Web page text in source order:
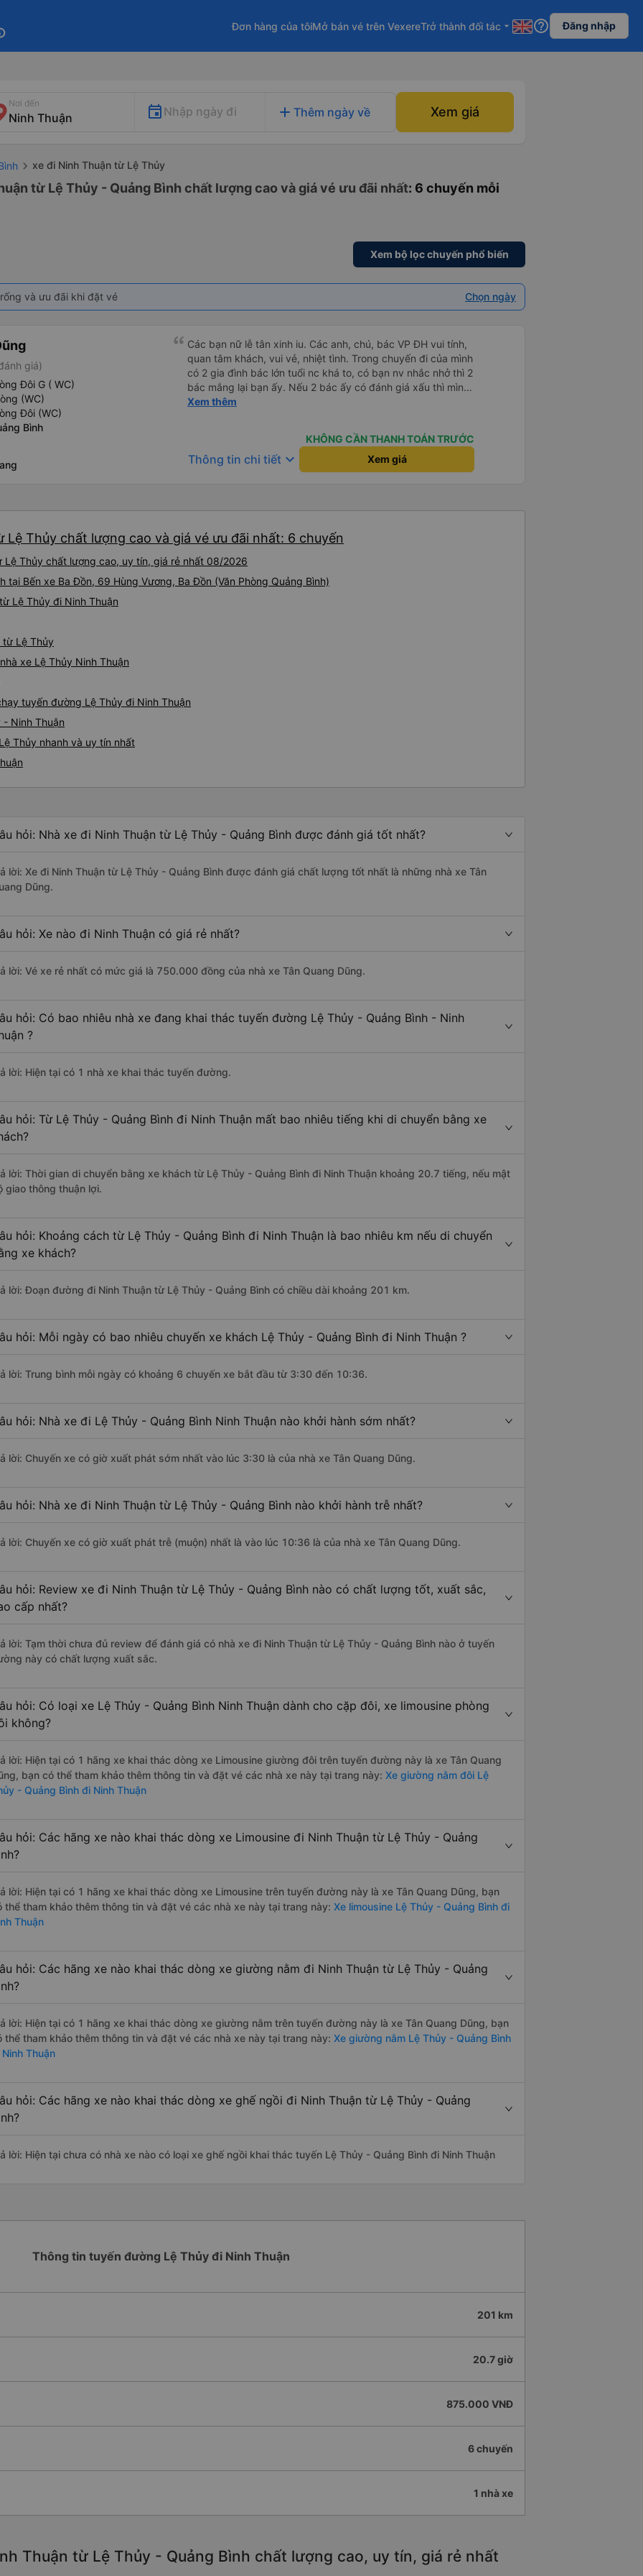
Đơn hàng của tôiMở bán vé trên VexereTrở thành đối tác arrow_drop_down help_outline Đăng nhập
Nơi đến
Nhập ngày đi add Thêm ngày về Xem giá
xe đi Ninh Thuận từ Lệ Thủy
từ Lệ Thủy - Quảng Bình chất lượng cao và giá vé ưu đãi nhất: 6 chuyến mỗi
Xem bộ lọc chuyến phổ biến
và ưu đãi khi đặt vé Chọn ngày
giá)
Đôi G ( WC)
(WC)
Đôi (WC)
Bình
Các bạn nữ lễ tân xinh iu. Các anh, chú, bác VP ĐH vui tính,
quan tâm khách, vui vẻ, nhiệt tình. Trong chuyến đi của mình
có 2 gia đình bác lớn tuổi nc khá to, có bạn nv nhắc nhở thì 2
bác mắng lại bạn ấy. Nếu 2 bác ấy có đánh giá xấu thì mình
ngược lại nha. Bạn ấy nhắc nhở rất đúng. 2 bác nói rất to. To
nhau xuất hiện trong giấc mơ của mình luôn. Nên nếu bạn ấy
bị phản ánh thì đừng trừ lương bạn ấy nha. Nếu bạn ấy bị trừ
thì bảo bạn ấy liên hệ sđt của mình, mình hỗ trợ ạ. Số mình
đuôi 666, chuyến ĐH-NT ngày 16/1. À các bạn nữ lễ tân xinh
10/10.
Xem thêm
KHÔNG CẦN THANH TOÁN TRƯỚC
Thông tin chi tiết keyboard_arrow_down Xem giá
Thủy chất lượng cao và giá vé ưu đãi nhất: 6 chuyến
Lệ Thủy chất lượng cao, uy tín, giá rẻ nhất 08/2026
tại Bến xe Ba Đồn, 69 Hùng Vương, Ba Đồn (Văn Phòng Quảng Bình)
Lệ Thủy đi Ninh Thuận
từ Lệ Thủy
xe Lệ Thủy Ninh Thuận
tuyến đường Lệ Thủy đi Ninh Thuận
Ninh Thuận
Thủy nhanh và uy tín nhất
hỏi: Nhà xe đi Ninh Thuận từ Lệ Thủy - Quảng Bình được đánh giá tốt nhất?
lời: Xe đi Ninh Thuận từ Lệ Thủy - Quảng Bình được đánh giá chất lượng tốt nhất là những nhà xe Tân
Dũng.
hỏi: Xe nào đi Ninh Thuận có giá rẻ nhất?
lời: Vé xe rẻ nhất có mức giá là 750.000 đồng của nhà xe Tân Quang Dũng.
hỏi: Có bao nhiêu nhà xe đang khai thác tuyến đường Lệ Thủy - Quảng Bình - Ninh
?
lời: Hiện tại có 1 nhà xe khai thác tuyến đường.
hỏi: Từ Lệ Thủy - Quảng Bình đi Ninh Thuận mất bao nhiêu tiếng khi di chuyển bằng xe
lời: Thời gian di chuyển bằng xe khách từ Lệ Thủy - Quảng Bình đi Ninh Thuận khoảng 20.7 tiếng, nếu mật
giao thông thuận lợi.
hỏi: Khoảng cách từ Lệ Thủy - Quảng Bình đi Ninh Thuận là bao nhiêu km nếu di chuyển
xe khách?
lời: Đoạn đường đi Ninh Thuận từ Lệ Thủy - Quảng Bình có chiều dài khoảng 201 km.
hỏi: Mỗi ngày có bao nhiêu chuyến xe khách Lệ Thủy - Quảng Bình đi Ninh Thuận ?
lời: Trung bình mỗi ngày có khoảng 6 chuyến xe bắt đầu từ 3:30 đến 10:36.
hỏi: Nhà xe đi Lệ Thủy - Quảng Bình Ninh Thuận nào khởi hành sớm nhất?
lời: Chuyến xe có giờ xuất phát sớm nhất vào lúc 3:30 là của nhà xe Tân Quang Dũng.
hỏi: Nhà xe đi Ninh Thuận từ Lệ Thủy - Quảng Bình nào khởi hành trễ nhất?
lời: Chuyến xe có giờ xuất phát trễ (muộn) nhất là vào lúc 10:36 là của nhà xe Tân Quang Dũng.
hỏi: Review xe đi Ninh Thuận từ Lệ Thủy - Quảng Bình nào có chất lượng tốt, xuất sắc,
cấp nhất?
lời: Tạm thời chưa đủ review để đánh giá có nhà xe đi Ninh Thuận từ Lệ Thủy - Quảng Bình nào ở tuyến
này có chất lượng xuất sắc.
hỏi: Có loại xe Lệ Thủy - Quảng Bình Ninh Thuận dành cho cặp đôi, xe limousine phòng
không?
lời: Hiện tại có 1 hãng xe khai thác dòng xe Limousine giường đôi trên tuyến đường này là xe Tân Quang
bạn có thể tham khảo thêm thông tin và đặt vé các nhà xe này tại trang này: Xe giường nằm đôi Lệ
- Quảng Bình đi Ninh Thuận
hỏi: Các hãng xe nào khai thác dòng xe Limousine đi Ninh Thuận từ Lệ Thủy - Quảng
lời: Hiện tại có 1 hãng xe khai thác dòng xe Limousine trên tuyến đường này là xe Tân Quang Dũng, bạn
thể tham khảo thêm thông tin và đặt vé các nhà xe này tại trang này: Xe limousine Lệ Thủy - Quảng Bình đi
Thuận
hỏi: Các hãng xe nào khai thác dòng xe giường nằm đi Ninh Thuận từ Lệ Thủy - Quảng
lời: Hiện tại có 1 hãng xe khai thác dòng xe giường nằm trên tuyến đường này là xe Tân Quang Dũng, bạn
thể tham khảo thêm thông tin và đặt vé các nhà xe này tại trang này: Xe giường nằm Lệ Thủy - Quảng Bình
Thuận
hỏi: Các hãng xe nào khai thác dòng xe ghế ngồi đi Ninh Thuận từ Lệ Thủy - Quảng
lời: Hiện tại chưa có nhà xe nào có loại xe ghế ngồi khai thác tuyến Lệ Thủy - Quảng Bình đi Ninh Thuận
Thông tin tuyến đường Lệ Thủy đi Ninh Thuận
201 km
20.7 giờ
875.000 VNĐ
6 chuyến
1 nhà xe
Thuận từ Lệ Thủy - Quảng Bình chất lượng cao, uy tín, giá rẻ nhất